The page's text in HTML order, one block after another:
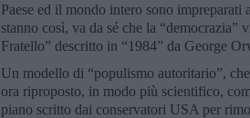
Paese ed il mondo intero sono
stanno così, va da sé che la
Fratello” descritto in “1984” da George
Un modello di “populismo autoritario”,
ora riproposto, in modo più scientifico,
piano scritto dai conservatori USA per